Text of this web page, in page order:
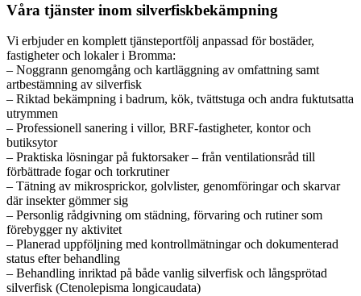
Våra tjänster inom silverfiskbekämpning
Vi erbjuder en komplett tjänsteportfölj anpassad för bostäder,
fastigheter och lokaler i Bromma:
– Noggrann genomgång och kartläggning av omfattning samt
artbestämning av silverfisk
– Riktad bekämpning i badrum, kök, tvättstuga och andra fuktutsatta
utrymmen
– Professionell sanering i villor, BRF-fastigheter, kontor och
butiksytor
– Praktiska lösningar på fuktorsaker – från ventilationsråd till
förbättrade fogar och torkrutiner
– Tätning av mikrosprickor, golvlister, genomföringar och skarvar
där insekter gömmer sig
– Personlig rådgivning om städning, förvaring och rutiner som
förebygger ny aktivitet
– Planerad uppföljning med kontrollmätningar och dokumenterad
status efter behandling
– Behandling inriktad på både vanlig silverfisk och långsprötad
silverfisk (Ctenolepisma longicaudata)